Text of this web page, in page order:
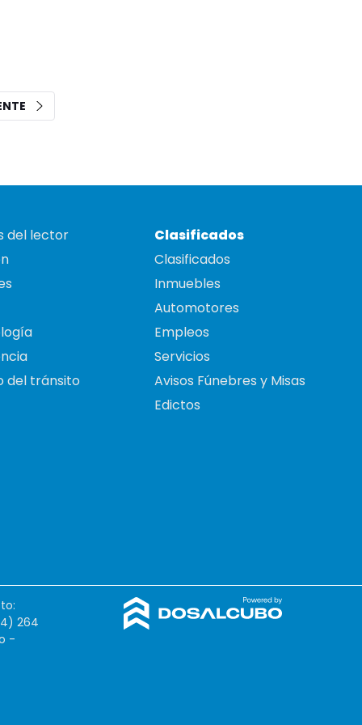
del lector
del tránsito
Clasificados
Clasificados
Inmuebles
Automotores
Empleos
Servicios
Avisos Fúnebres y Misas
Edictos
264
-